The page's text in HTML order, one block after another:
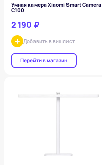
Умная камера Xiaomi Smart Camera
C100
2 190 ₽
Добавить в вишлист
Перейти в магазин